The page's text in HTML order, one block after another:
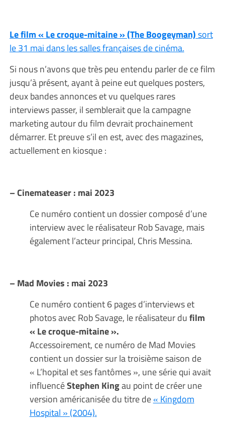
Le film « Le croque-mitaine » (The Boogeyman)sort
le 31 mai dans les salles françaises de cinéma.
Si nous n’avons que très peu entendu parler de ce film
jusqu’à présent, ayant à peine eut quelques posters,
deux bandes annonces et vu quelques rares
interviews passer, il semblerait que la campagne
marketing autour du film devrait prochainement
démarrer. Et preuve s’il en est, avec des magazines,
actuellement en kiosque :
– Cinemateaser : mai 2023
Ce numéro contient un dossier composé d’une
interview avec le réalisateur Rob Savage, mais
également l’acteur principal, Chris Messina.
– Mad Movies : mai 2023
Ce numéro contient 6 pages d’interviews et
photos avec Rob Savage, le réalisateur dufilm
« Le croque-mitaine ».
Accessoirement, ce numéro de Mad Movies
contient un dossier sur la troisième saison de
« L’hopital et ses fantômes », une série qui avait
influencéStephen Kingau point de créer une
version américanisée du titre de« Kingdom
Hospital » (2004).